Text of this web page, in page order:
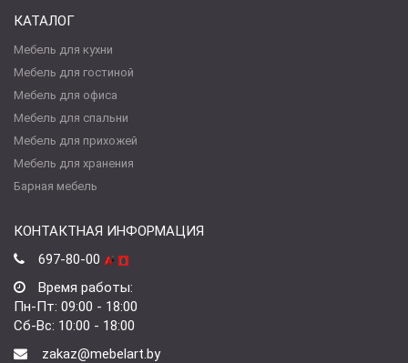
КАТАЛОГ
Мебель для кухни
Мебель для гостиной
Мебель для офиса
Мебель для спальни
Мебель для прихожей
Мебель для хранения
Барная мебель
КОНТАКТНАЯ ИНФОРМАЦИЯ
697-80-00
Время работы:
Пн-Пт: 09:00 - 18:00
Сб-Вс: 10:00 - 18:00
zakaz@mebelart.by